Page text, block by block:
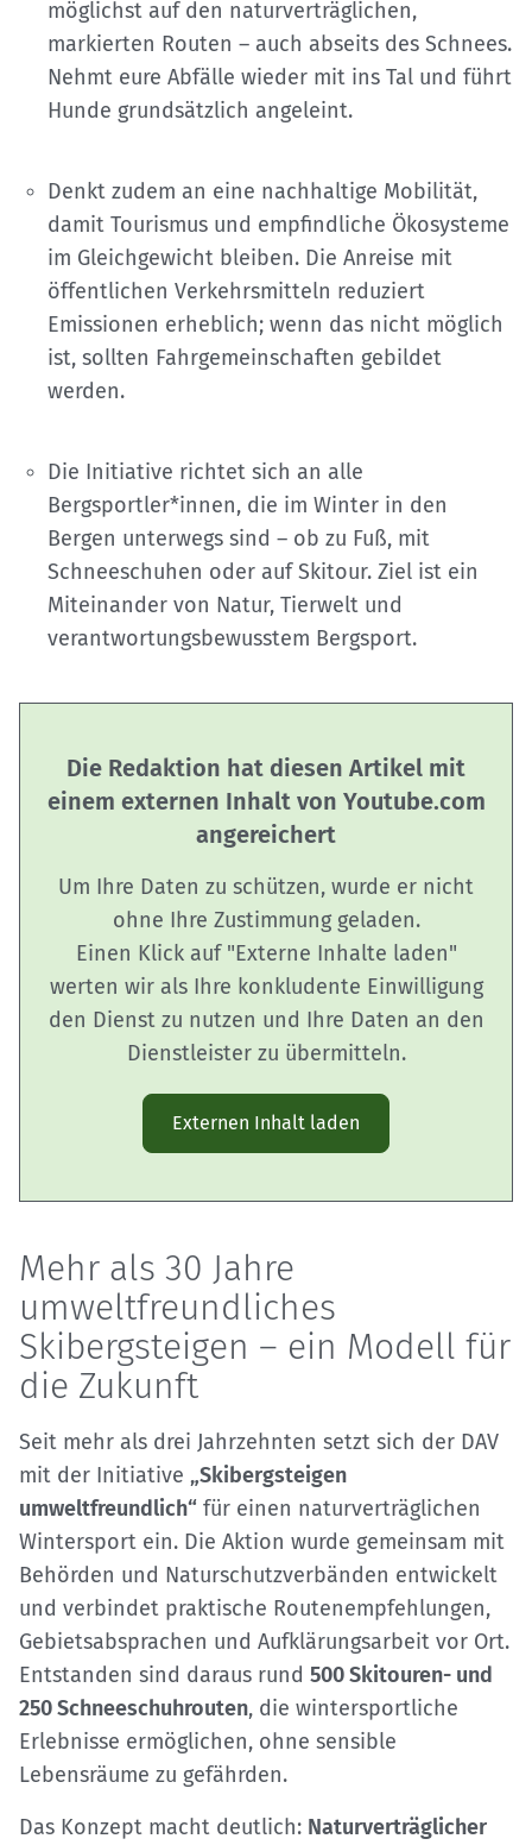
möglichst auf den naturverträglichen,
markierten Routen – auch abseits des Schnees.
Nehmt eure Abfälle wieder mit ins Tal und führt
Hunde grundsätzlich angeleint.
Denkt zudem an eine nachhaltige Mobilität,
damit Tourismus und empfindliche Ökosysteme
im Gleichgewicht bleiben. Die Anreise mit
öffentlichen Verkehrsmitteln reduziert
Emissionen erheblich; wenn das nicht möglich
ist, sollten Fahrgemeinschaften gebildet
werden.
Die Initiative richtet sich an alle
Bergsportler*innen, die im Winter in den
Bergen unterwegs sind – ob zu Fuß, mit
Schneeschuhen oder auf Skitour. Ziel ist ein
Miteinander von Natur, Tierwelt und
verantwortungsbewusstem Bergsport.
Die Redaktion hat diesen Artikel mit
einem externen Inhalt von Youtube.com
angereichert
Um Ihre Daten zu schützen, wurde er nicht
ohne Ihre Zustimmung geladen.
Einen Klick auf "Externe Inhalte laden"
werten wir als Ihre konkludente Einwilligung
den Dienst zu nutzen und Ihre Daten an den
Dienstleister zu übermitteln.
Externen Inhalt laden
Mehr als 30 Jahre
umweltfreundliches
Skibergsteigen – ein Modell für
die Zukunft
Seit mehr als drei Jahrzehnten setzt sich der DAV
mit der Initiative „Skibergsteigen
umweltfreundlich“ für einen naturverträglichen
Wintersport ein. Die Aktion wurde gemeinsam mit
Behörden und Naturschutzverbänden entwickelt
und verbindet praktische Routenempfehlungen,
Gebietsabsprachen und Aufklärungsarbeit vor Ort.
Entstanden sind daraus rund 500 Skitouren- und
250 Schneeschuhrouten, die wintersportliche
Erlebnisse ermöglichen, ohne sensible
Lebensräume zu gefährden.
Das Konzept macht deutlich: Naturverträglicher